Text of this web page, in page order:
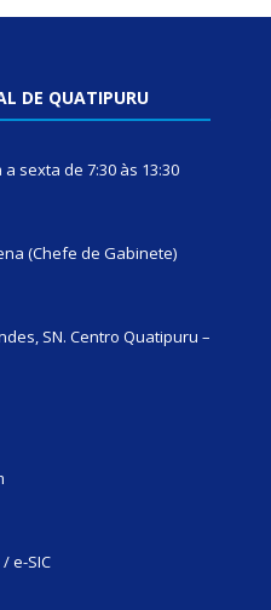
DE QUATIPURU
sexta de 7:30 às 13:30
(Chefe de Gabinete)
SN. Centro Quatipuru –
e-SIC